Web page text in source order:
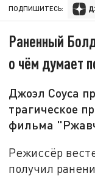
ПОДПИШИТЕСЬ:
Раненный
о чём думает
Джоэл Соуса
трагическое
фильма
Режиссёр
получил